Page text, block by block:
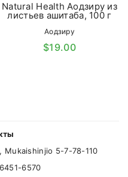
Natural Health Аодзиру из
листьев ашитаба, 100 г
Аодзиру
$19.00
Mukaishinjio 5-7-78-110
6570